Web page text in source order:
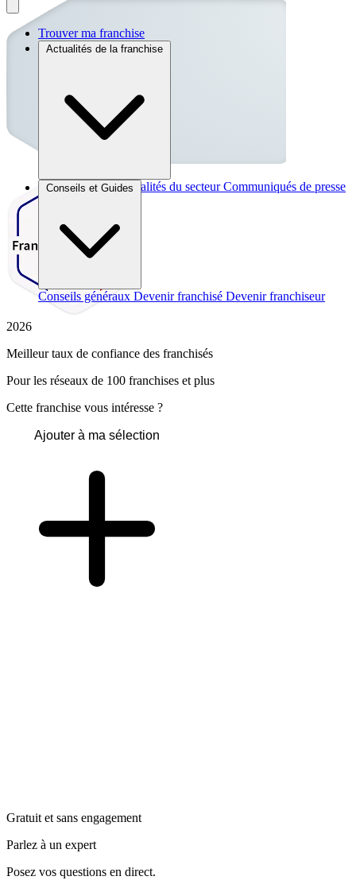
Trouver ma franchise
Actualités de la franchise
Brèves et actus Actualités du secteur Communiqués de presse
Conseils et Guides
Conseils généraux Devenir franchisé Devenir franchiseur
2026
Meilleur taux de confiance des franchisés
Pour les réseaux de 100 franchises et plus
Cette franchise vous intéresse ?
Ajouter à ma sélection
Gratuit et sans engagement
Parlez à un expert
Posez vos questions en direct.